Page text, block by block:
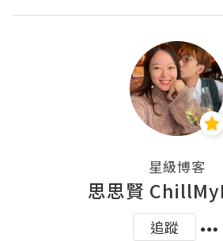
星級博客
思思賢
追蹤